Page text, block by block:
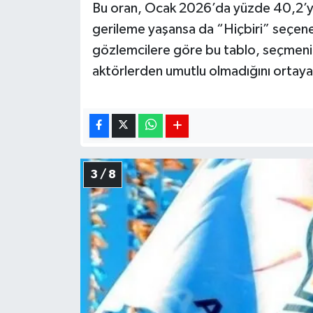
Bu oran, Ocak 2026’da yüzde
gerileme yaşansa da “Hiçbiri”
gözlemcilere göre bu tablo,
aktörlerden umutlu olmadığını
3 / 8